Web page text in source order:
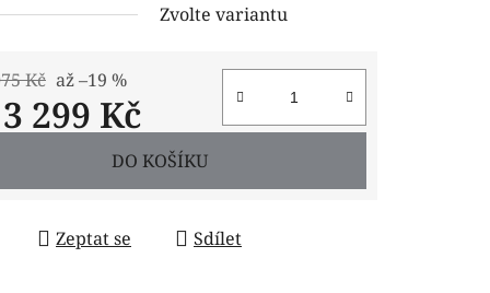
Zvolte variantu
Kč až –19 %
3 299 Kč
DO KOŠÍKU
Zeptat se Sdílet